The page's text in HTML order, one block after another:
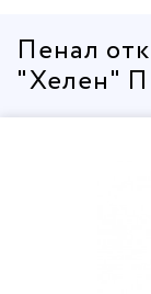
Пенал
"Хелен"